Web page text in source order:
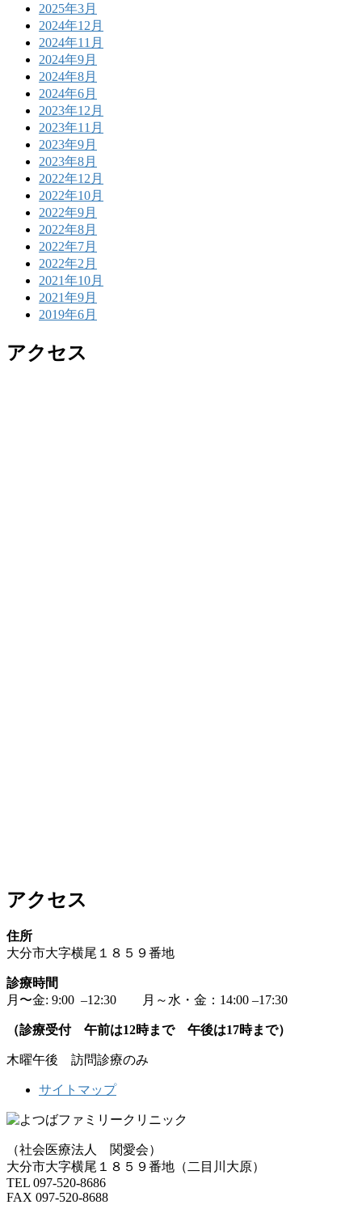
2025年3月
2024年12月
2024年11月
2024年9月
2024年8月
2024年6月
2023年12月
2023年11月
2023年9月
2023年8月
2022年12月
2022年10月
2022年9月
2022年8月
2022年7月
2022年2月
2021年10月
2021年9月
2019年6月
アクセス
アクセス
住所
大分市大字横尾１８５９番地
診療時間
月〜金: 9:00 –12:30 月～水・金：14:00 –17:30
（診療受付 午前は12時まで 午後は17時まで）
木曜午後 訪問診療のみ
サイトマップ
（社会医療法人 関愛会）
大分市大字横尾１８５９番地（二目川大原）
TEL 097-520-8686
FAX 097-520-8688